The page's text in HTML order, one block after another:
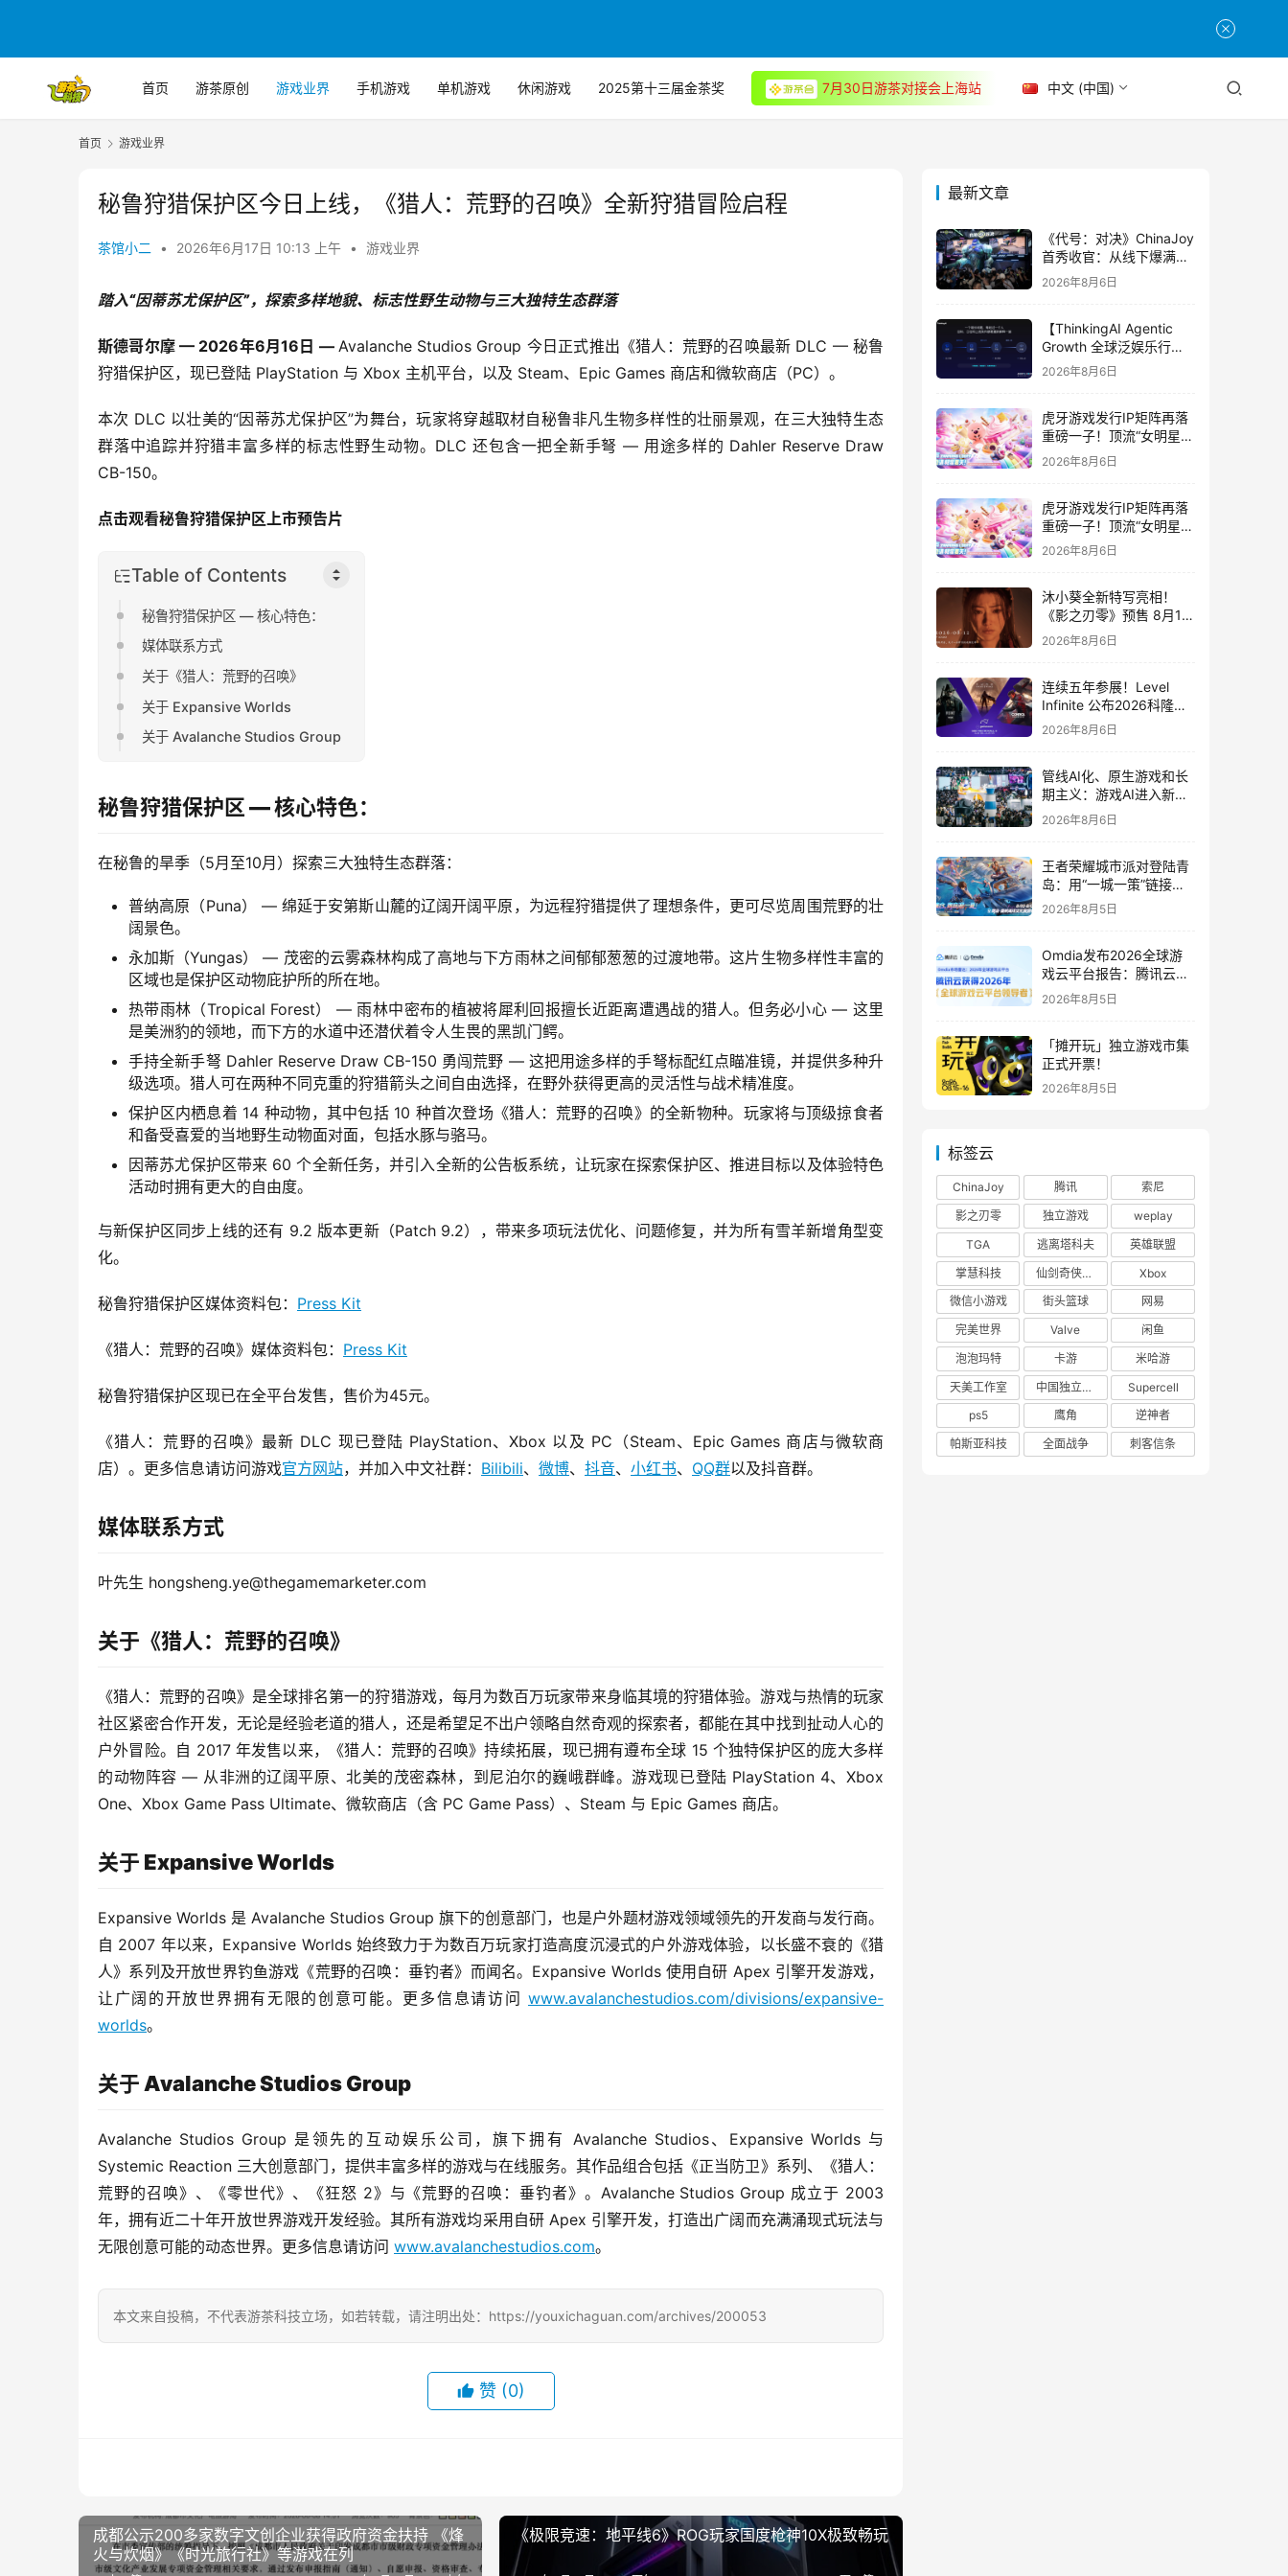
首页 游茶原创 游戏业界 手机游戏 单机游戏 休闲游戏 2025第十三届金茶奖 7月30日游茶对接会上海站 中文 (中国)
首页 游戏业界
秘鲁狩猎保护区今日上线，《猎人：荒野的召唤》全新狩猎冒险启程
茶馆小二 • 2026年6月17日 10:13 上午 • 游戏业界
踏入“因蒂苏尤保护区”，探索多样地貌、标志性野生动物与三大独特生态群落
斯德哥尔摩 — 2026年6月16日 — Avalanche Studios Group 今日正式推出《猎人：荒野的召唤最新 DLC — 秘鲁
狩猎保护区，现已登陆 PlayStation 与 Xbox 主机平台，以及 Steam、Epic Games 商店和微软商店（PC）。
本次 DLC 以壮美的“因蒂苏尤保护区”为舞台，玩家将穿越取材自秘鲁非凡生物多样性的壮丽景观，在三大独特生态
群落中追踪并狩猎丰富多样的标志性野生动物。DLC 还包含一把全新手弩 — 用途多样的 Dahler Reserve Draw
CB-150。
点击观看秘鲁狩猎保护区上市预告片
Table of Contents
秘鲁狩猎保护区 — 核心特色：
媒体联系方式
关于《猎人：荒野的召唤》
关于 Expansive Worlds
关于 Avalanche Studios Group
秘鲁狩猎保护区 — 核心特色：
在秘鲁的旱季（5月至10月）探索三大独特生态群落：
普纳高原（Puna） — 绵延于安第斯山麓的辽阔开阔平原，为远程狩猎提供了理想条件，更可尽览周围荒野的壮
阔景色。
永加斯（Yungas） — 茂密的云雾森林构成了高地与下方雨林之间郁郁葱葱的过渡地带。这片生物多样性丰富的
区域也是保护区动物庇护所的所在地。
热带雨林（Tropical Forest） — 雨林中密布的植被将犀利回报擅长近距离遭遇战的猎人。但务必小心 — 这里
是美洲豹的领地，而下方的水道中还潜伏着令人生畏的黑凯门鳄。
手持全新手弩 Dahler Reserve Draw CB-150 勇闯荒野 — 这把用途多样的手弩标配红点瞄准镜，并提供多种升
级选项。猎人可在两种不同克重的狩猎箭头之间自由选择，在野外获得更高的灵活性与战术精准度。
保护区内栖息着 14 种动物，其中包括 10 种首次登场《猎人：荒野的召唤》的全新物种。玩家将与顶级掠食者
和备受喜爱的当地野生动物面对面，包括水豚与骆马。
因蒂苏尤保护区带来 60 个全新任务，并引入全新的公告板系统，让玩家在探索保护区、推进目标以及体验特色
活动时拥有更大的自由度。
与新保护区同步上线的还有 9.2 版本更新（Patch 9.2），带来多项玩法优化、问题修复，并为所有雪羊新增角型变
化。
秘鲁狩猎保护区媒体资料包： Press Kit
《猎人：荒野的召唤》媒体资料包： Press Kit
秘鲁狩猎保护区现已在全平台发售，售价为45元。
《猎人：荒野的召唤》最新 DLC 现已登陆 PlayStation、Xbox 以及 PC（Steam、Epic Games 商店与微软商
店）。更多信息请访问游戏官方网站，并加入中文社群： Bilibili、 微博、 抖音、 小红书、 QQ群以及抖音群。
媒体联系方式
叶先生 hongsheng.ye@thegamemarketer.com
关于《猎人：荒野的召唤》
《猎人：荒野的召唤》是全球排名第一的狩猎游戏，每月为数百万玩家带来身临其境的狩猎体验。游戏与热情的玩家
社区紧密合作开发，无论是经验老道的猎人，还是希望足不出户领略自然奇观的探索者，都能在其中找到扯动人心的
户外冒险。自 2017 年发售以来，《猎人：荒野的召唤》持续拓展，现已拥有遵布全球 15 个独特保护区的庞大多样
的动物阵容 — 从非洲的辽阔平原、北美的茂密森林，到尼泊尔的巍峨群峰。游戏现已登陆 PlayStation 4、Xbox
One、Xbox Game Pass Ultimate、微软商店（含 PC Game Pass）、Steam 与 Epic Games 商店。
关于 Expansive Worlds
Expansive Worlds 是 Avalanche Studios Group 旗下的创意部门，也是户外题材游戏领域领先的开发商与发行商。
自 2007 年以来，Expansive Worlds 始终致力于为数百万玩家打造高度沉浸式的户外游戏体验，以长盛不衰的《猎
人》系列及开放世界钓鱼游戏《荒野的召唤：垂钓者》而闻名。Expansive Worlds 使用自研 Apex 引擎开发游戏，
让广阔的开放世界拥有无限的创意可能。更多信息请访问 www.avalanchestudios.com/divisions/expansive-
worlds。
关于 Avalanche Studios Group
Avalanche Studios Group 是领先的互动娱乐公司，旗下拥有 Avalanche Studios、Expansive Worlds 与
Systemic Reaction 三大创意部门，提供丰富多样的游戏与在线服务。其作品组合包括《正当防卫》系列、《猎人：
荒野的召唤》、《零世代》、《狂怒 2》与《荒野的召唤：垂钓者》。Avalanche Studios Group 成立于 2003
年，拥有近二十年开放世界游戏开发经验。其所有游戏均采用自研 Apex 引擎开发，打造出广阔而充满涌现式玩法与
无限创意可能的动态世界。更多信息请访问 www.avalanchestudios.com。
本文来自投稿，不代表游茶科技立场，如若转载，请注明出处：https://youxichaguan.com/archives/200053
赞 (0)
成都公示200多家数字文创企业获得政府资金扶持 《烽
火与炊烟》《时光旅行社》等游戏在列
《极限竞速：地平线6》ROG玩家国度枪神10X极致畅玩
最新文章
《代号：对决》ChinaJoy
首秀收官：从线下爆满看
见玩家的真实期待
2026年8月6日
【ThinkingAI Agentic
Growth 全球泛娱乐行业
峰会】Agent 时代，人到
2026年8月6日
虎牙游戏发行IP矩阵再落
重磅一子！顶流“女明星”
ZANMANG LOOPY 正版
3D消除手游《消消奇遇》
2026年8月6日
虎牙游戏发行IP矩阵再落
重磅一子！顶流“女明星”
ZANMANG LOOPY 正版
2026年8月6日
沐小葵全新特写亮相！
《影之刃零》预售 8月12
日开启
2026年8月6日
连续五年参展！Level
Infinite 公布2026科隆游
戏展产品阵容
2026年8月6日
管线AI化、原生游戏和长
期主义：游戏AI进入新共
识时代
2026年8月6日
王者荣耀城市派对登陆青
岛：用“一城一策”链接海
洋场景，以双向奔赴带动
2026年8月5日
Omdia发布2026全球游
戏云平台报告：腾讯云连
续两年入选“领导者”象限
2026年8月5日
「摊开玩」独立游戏市集
正式开票！
2026年8月5日
标签云
ChinaJoy 腾讯
索尼
影之刃零
独立游戏
weplay
TGA
逃离塔科夫
英雄联盟
掌慧科技
仙剑奇侠传四
Xbox
微信小游戏
街头篮球
网易
完美世界
Valve
闲鱼
泡泡玛特
卡游
米哈游
天美工作室
中国独立游戏联盟
Supercell
ps5
鹰角
逆神者
帕斯亚科技
全面战争 刺客信条